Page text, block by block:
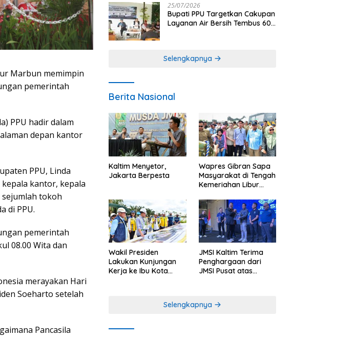
Marbun memimpin
pemerintah
PPU hadir dalam
depan kantor
PPU, Linda
kepala kantor, kepala
sejumlah tokoh
di PPU.
pemerintah
08.00 Wita dan
merayakan Hari
Soeharto setelah
Pancasila
25/07/2026
Bupati PPU Targetkan Cakupan
Layanan Air Bersih Tembus 60
Selengkapnya
Berita Nasional
Kaltim Menyetor,
Jakarta Berpesta
Wapres Gibran Sapa
Masyarakat di Tengah
Kemeriahan Libur
Wakil Presiden
Lakukan Kunjungan
Kerja ke Ibu Kota
JMSI Kaltim Terima
Penghargaan dari
JMSI Pusat atas
Jurnalistik
Selengkapnya